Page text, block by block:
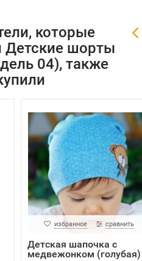
которые
Детские шорты
04), также
избранное сравнить
Детская шапочка с
медвежонком (голубая)